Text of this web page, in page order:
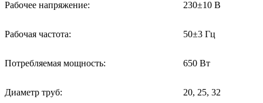
Рабочее напряжение: 230±10 В
Рабочая частота: 50±3 Гц
Потребляемая мощность: 650 Вт
Диаметр труб: 20, 25, 32